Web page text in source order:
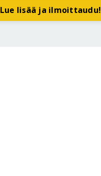
Lue lisää ja ilmoittaudu!